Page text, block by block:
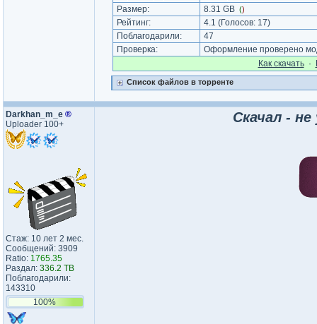
Размер:
8.31 GB ()
Рейтинг: 4.1 (Голосов: 17)
Поблагодарили:
47
Проверка:
Оформление проверено
Как cкачать·
Список файлов в торренте
Darkhan_m_e ®
Uploader 100+
Стаж: 10 лет 2 мес.
Сообщений: 3909
Ratio: 1765.35
Раздал: 336.2 TB
Поблагодарили:
143310
100%
Скачал -